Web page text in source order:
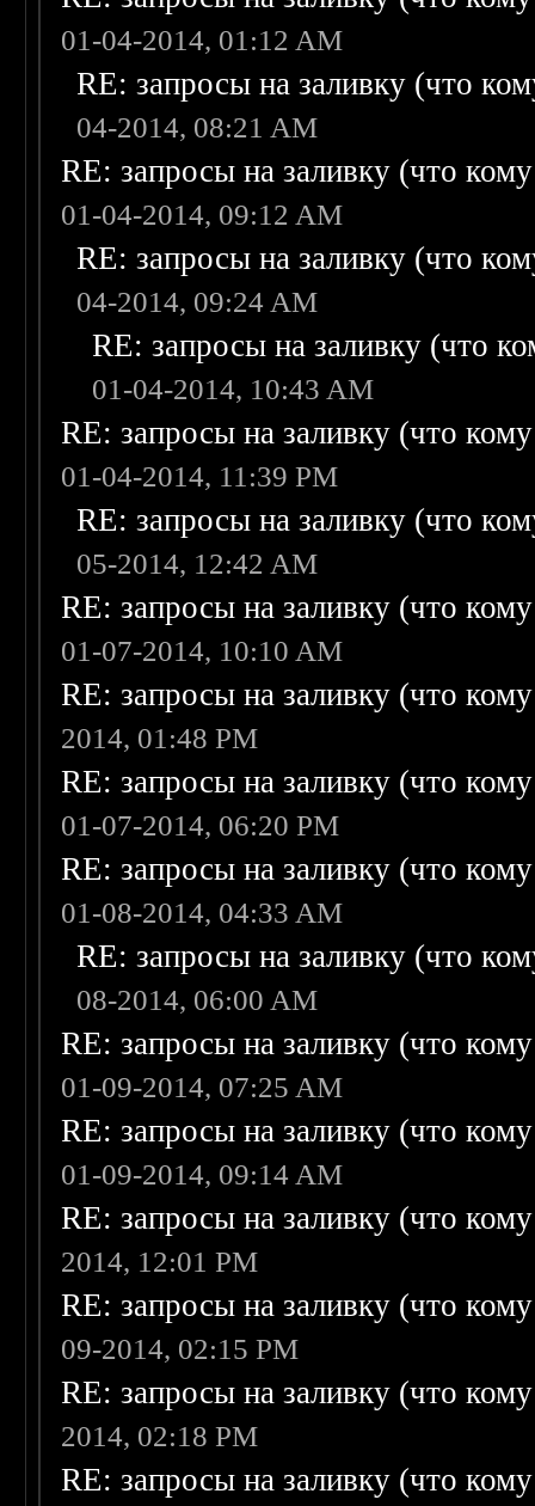
01-04-2014, 01:12 AM
RE: запросы на заливку (что
04-2014, 08:21 AM
RE: запросы на заливку (что
01-04-2014, 09:12 AM
RE: запросы на заливку (что
04-2014, 09:24 AM
RE: запросы на заливку (что
01-04-2014, 10:43 AM
RE: запросы на заливку (что
01-04-2014, 11:39 PM
RE: запросы на заливку (что
05-2014, 12:42 AM
RE: запросы на заливку (что
01-07-2014, 10:10 AM
RE: запросы на заливку (что
2014, 01:48 PM
RE: запросы на заливку (что
01-07-2014, 06:20 PM
RE: запросы на заливку (что
01-08-2014, 04:33 AM
RE: запросы на заливку (что
08-2014, 06:00 AM
RE: запросы на заливку (что
01-09-2014, 07:25 AM
RE: запросы на заливку (что
01-09-2014, 09:14 AM
RE: запросы на заливку (что
2014, 12:01 PM
RE: запросы на заливку (что
09-2014, 02:15 PM
RE: запросы на заливку (что
2014, 02:18 PM
RE: запросы на заливку (что